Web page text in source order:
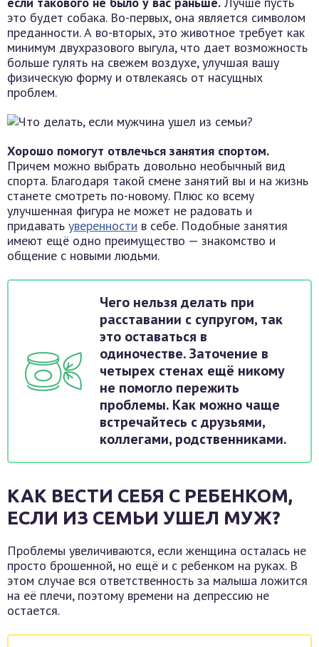
это будет собака. Во-первых, она является символом
преданности. А во-вторых, это животное требует как
минимум двухразового выгула, что дает возможность
больше гулять на свежем воздухе, улучшая вашу
физическую форму и отвлекаясь от насущных
проблем.
Хорошо помогут отвлечься занятия спортом.
Причем можно выбрать довольно необычный вид
спорта. Благодаря такой смене занятий вы и на жизнь
станете смотреть по-новому. Плюс ко всему
улучшенная фигура не может не радовать и
придавать уверенности в себе. Подобные занятия
имеют ещё одно преимущество — знакомство и
общение с новыми людьми.
Чего нельзя делать при
расставании с супругом, так
это оставаться в
одиночестве. Заточение в
четырех стенах ещё никому
не помогло пережить
проблемы. Как можно чаще
встречайтесь с друзьями,
коллегами, родственниками.
КАК ВЕСТИ СЕБЯ С РЕБЕНКОМ,
ЕСЛИ ИЗ СЕМЬИ УШЕЛ МУЖ?
Проблемы увеличиваются, если женщина осталась не
просто брошенной, но ещё и с ребенком на руках. В
этом случае вся ответственность за малыша ложится
на её плечи, поэтому времени на депрессию не
остается.